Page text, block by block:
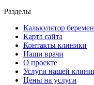
Разделы
Калькулятор
Карта сайта
Контакты клиники
Наши врачи
О проекте
Услуги нашей
Цены на услуги